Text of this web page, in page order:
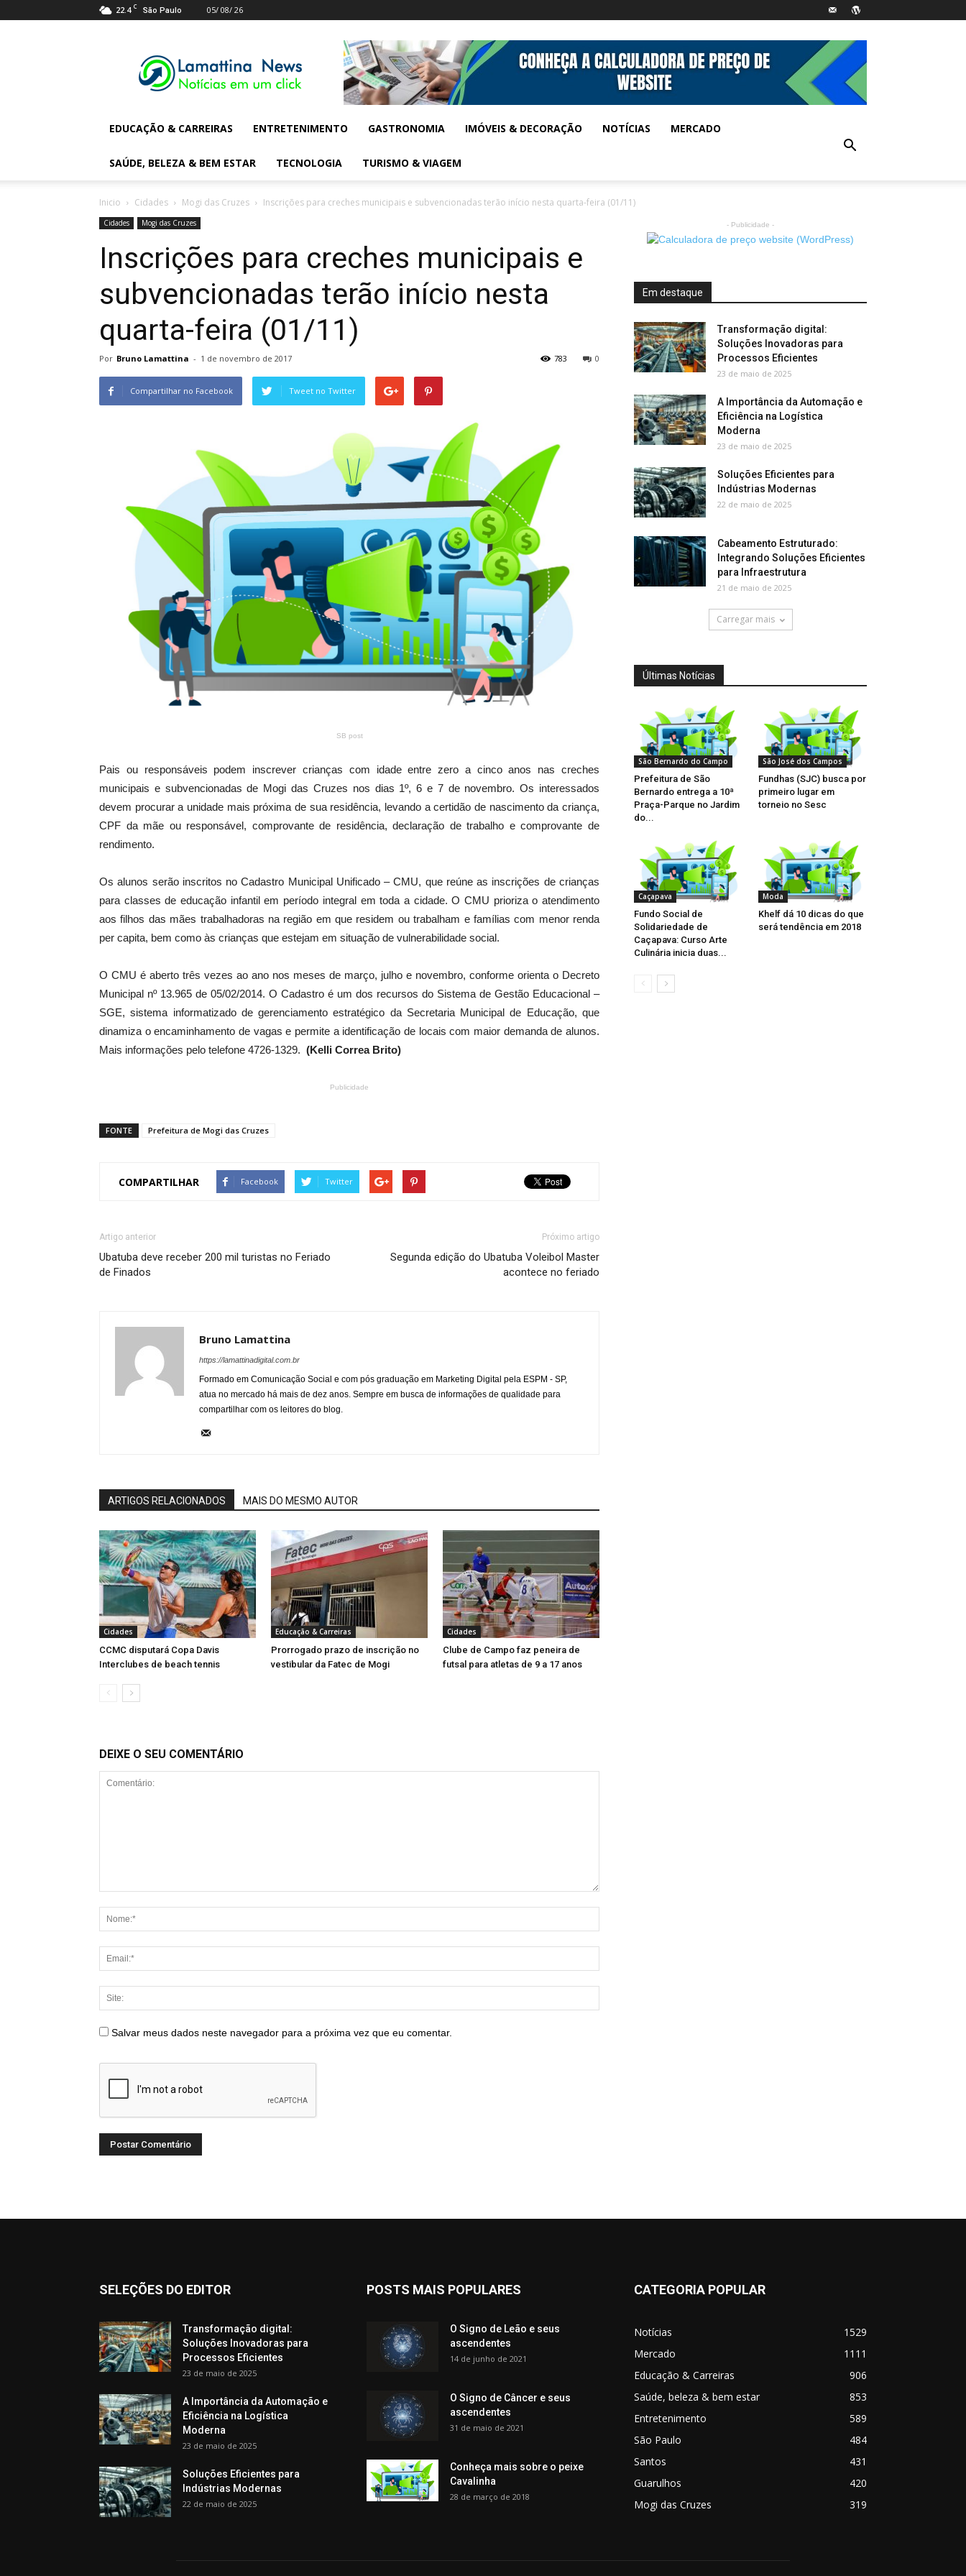
22.4 C São Paulo 05/ 08/ 26
Digital
News
EDUCAÇÃO & CARREIRAS ENTRETENIMENTO GASTRONOMIA IMÓVEIS & DECORAÇÃO NOTÍCIAS MERCADO
SAÚDE, BELEZA & BEM ESTAR TECNOLOGIA TURISMO & VIAGEM
Inicio Cidades Mogi das Cruzes Inscrições para creches municipais e subvencionadas terão início nesta quarta-feira (01/11)
Cidades Mogi das Cruzes
Inscrições para creches municipais e
subvencionadas terão início nesta
quarta-feira (01/11)
Por Bruno Lamattina - 1 de novembro de 2017 0
783
Compartilhar no Facebook Tweet no Twitter
SB post
Pais ou responsáveis podem inscrever crianças com idade entre zero a cinco anos nas creches
municipais e subvencionadas de Mogi das Cruzes nos dias 1º, 6 e 7 de novembro. Os interessados
devem procurar a unidade mais próxima de sua residência, levando a certidão de nascimento da criança,
CPF da mãe ou responsável, comprovante de residência, declaração de trabalho e comprovante de
rendimento.
Os alunos serão inscritos no Cadastro Municipal Unificado – CMU, que reúne as inscrições de crianças
para classes de educação infantil em período integral em toda a cidade. O CMU prioriza o atendimento
aos filhos das mães trabalhadoras na região em que residem ou trabalham e famílias com menor renda
per capita, bem como às crianças que estejam em situação de vulnerabilidade social.
O CMU é aberto três vezes ao ano nos meses de março, julho e novembro, conforme orienta o Decreto
Municipal nº 13.965 de 05/02/2014. O Cadastro é um dos recursos do Sistema de Gestão Educacional –
SGE, sistema informatizado de gerenciamento estratégico da Secretaria Municipal de Educação, que
dinamiza o encaminhamento de vagas e permite a identificação de locais com maior demanda de alunos.
Mais informações pelo telefone 4726-1329. (Kelli Correa Brito)
Publicidade
FONTE Prefeitura de Mogi das Cruzes
COMPARTILHAR Facebook Twitter
Artigo anterior
Ubatuba deve receber 200 mil turistas no Feriado
de Finados
Próximo artigo
Segunda edição do Ubatuba Voleibol Master
acontece no feriado
Bruno Lamattina
https://lamattinadigital.com.br
Formado em Comunicação Social e com pós graduação em Marketing Digital pela ESPM - SP,
atua no mercado há mais de dez anos. Sempre em busca de informações de qualidade para
compartilhar com os leitores do blog.
ARTIGOS RELACIONADOS MAIS DO MESMO AUTOR
Cidades
CCMC disputará Copa Davis
Interclubes de beach tennis
Educação & Carreiras
Prorrogado prazo de inscrição no
vestibular da Fatec de Mogi
Cidades
Clube de Campo faz peneira de
futsal para atletas de 9 a 17 anos
DEIXE O SEU COMENTÁRIO
Salvar meus dados neste navegador para a próxima vez que eu comentar.
- Publicidade -
Em destaque
Transformação digital:
Soluções Inovadoras para
Processos Eficientes
23 de maio de 2025
A Importância da Automação e
Eficiência na Logística
Moderna
23 de maio de 2025
Soluções Eficientes para
Indústrias Modernas
22 de maio de 2025
Cabeamento Estruturado:
Integrando Soluções Eficientes
para Infraestrutura
21 de maio de 2025
Carregar mais
Últimas Notícias
São Bernardo do Campo
Prefeitura de São
Bernardo entrega a 10ª
Praça-Parque no Jardim
do...
São José dos Campos
Fundhas (SJC) busca por
primeiro lugar em
torneio no Sesc
Caçapava
Fundo Social de
Solidariedade de
Caçapava: Curso Arte
Culinária inicia duas...
Moda
Khelf dá 10 dicas do que
será tendência em 2018
SELEÇÕES DO EDITOR
Transformação digital:
Soluções Inovadoras para
Processos Eficientes
23 de maio de 2025
A Importância da Automação e
Eficiência na Logística
Moderna
23 de maio de 2025
Soluções Eficientes para
Indústrias Modernas
22 de maio de 2025
POSTS MAIS POPULARES
O Signo de Leão e seus
ascendentes
14 de junho de 2021
O Signo de Câncer e seus
ascendentes
31 de maio de 2021
Conheça mais sobre o peixe
Cavalinha
28 de março de 2018
CATEGORIA POPULAR
Notícias
1529
Mercado
1111
Educação & Carreiras
906
Saúde, beleza & bem estar
853
Entretenimento
589
São Paulo
484
Santos
431
Guarulhos
420
Mogi das Cruzes
319